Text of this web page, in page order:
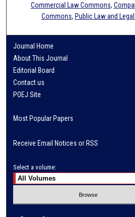
Commercial Law Commons,
Commons, Public Law and
Journal Home
About This Journal
Editorial Board
Contact us
POEJ Site
Most Popular Papers
Receive Email Notices or RSS
Select a volume: